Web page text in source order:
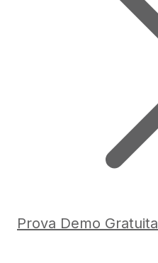
Prova Demo Gratuita